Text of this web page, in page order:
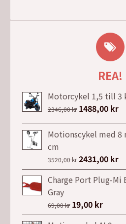
REA!
Motorcykel 1,5 till 3
2346,00kr Det
ursprungliga
priset
2346,00 kr.
1488,00 krDet
Motionscykel med 8
cm
3520,00kr Det
ursprungliga
priset
3520,00 kr.
2431,00 krDet
Charge Port Plug-
Gray
69,00kr Det
ursprungliga
19,00 krDet